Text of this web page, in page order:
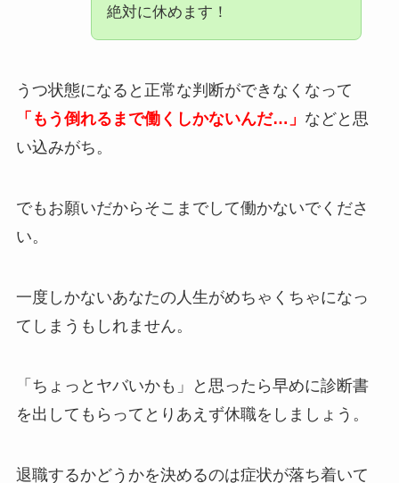
絶対に休めます！
うつ状態になると正常な判断ができなくなって
「もう倒れるまで働くしかないんだ…」 などと思
い込みがち。
でもお願いだからそこまでして働かないでくださ
い。
一度しかないあなたの人生がめちゃくちゃになっ
てしまうもしれません。
「ちょっとヤバいかも」と思ったら早めに診断書
を出してもらってとりあえず休職をしましょう。
退職するかどうかを決めるのは症状が落ち着いて